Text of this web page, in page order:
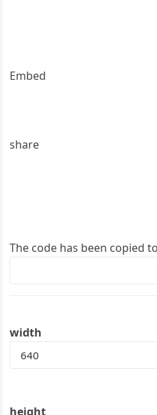
Embed
share
The code has been copied
width
height